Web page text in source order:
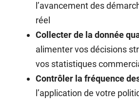
l’avancement des
réel
Collecter de la donnée
alimenter vos décisions
vos statistiques
Contrôler la fréquence
l’application de votre